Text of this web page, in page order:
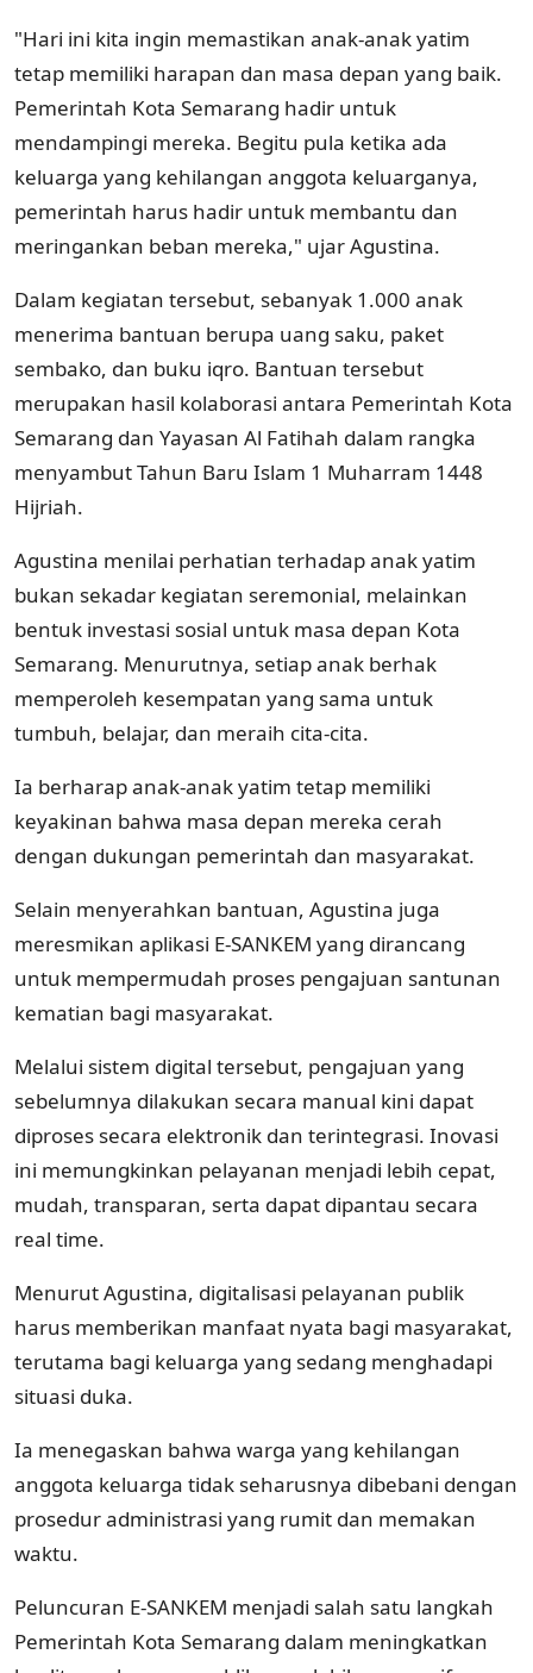
"Hari ini kita ingin memastikan anak-anak yatim
tetap memiliki harapan dan masa depan yang baik.
Pemerintah Kota Semarang hadir untuk
mendampingi mereka. Begitu pula ketika ada
keluarga yang kehilangan anggota keluarganya,
pemerintah harus hadir untuk membantu dan
meringankan beban mereka," ujar Agustina.
Dalam kegiatan tersebut, sebanyak 1.000 anak
menerima bantuan berupa uang saku, paket
sembako, dan buku iqro. Bantuan tersebut
merupakan hasil kolaborasi antara Pemerintah Kota
Semarang dan Yayasan Al Fatihah dalam rangka
menyambut Tahun Baru Islam 1 Muharram 1448
Hijriah.
Agustina menilai perhatian terhadap anak yatim
bukan sekadar kegiatan seremonial, melainkan
bentuk investasi sosial untuk masa depan Kota
Semarang. Menurutnya, setiap anak berhak
memperoleh kesempatan yang sama untuk
tumbuh, belajar, dan meraih cita-cita.
Ia berharap anak-anak yatim tetap memiliki
keyakinan bahwa masa depan mereka cerah
dengan dukungan pemerintah dan masyarakat.
Selain menyerahkan bantuan, Agustina juga
meresmikan aplikasi E-SANKEM yang dirancang
untuk mempermudah proses pengajuan santunan
kematian bagi masyarakat.
Melalui sistem digital tersebut, pengajuan yang
sebelumnya dilakukan secara manual kini dapat
diproses secara elektronik dan terintegrasi. Inovasi
ini memungkinkan pelayanan menjadi lebih cepat,
mudah, transparan, serta dapat dipantau secara
real time.
Menurut Agustina, digitalisasi pelayanan publik
harus memberikan manfaat nyata bagi masyarakat,
terutama bagi keluarga yang sedang menghadapi
situasi duka.
Ia menegaskan bahwa warga yang kehilangan
anggota keluarga tidak seharusnya dibebani dengan
prosedur administrasi yang rumit dan memakan
waktu.
Peluncuran E-SANKEM menjadi salah satu langkah
Pemerintah Kota Semarang dalam meningkatkan